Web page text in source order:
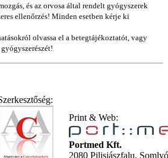
és az orvosa által rendelt gyógyszerek
ellenőrzés! Minden esetben kérje ki
olvassa el a betegtájékoztatót, vagy
Print & Web:
Portmed Kft.
2080 Pilisjászfalu,